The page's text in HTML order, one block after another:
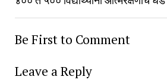
Be First to Comment
Leave a Reply